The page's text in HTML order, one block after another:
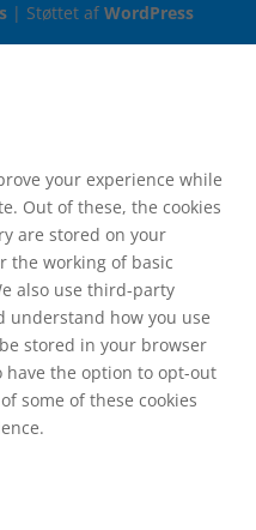
| Støttet afWordPress
your experience while
Out of these, the cookies
are stored on your
the working of basic
also use third-party
understand how you use
stored in your browser
have the option to opt-out
some of these cookies